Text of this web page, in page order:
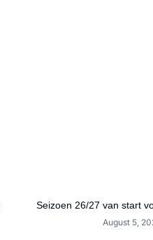
Seizoen 26/27 van start
August 5,